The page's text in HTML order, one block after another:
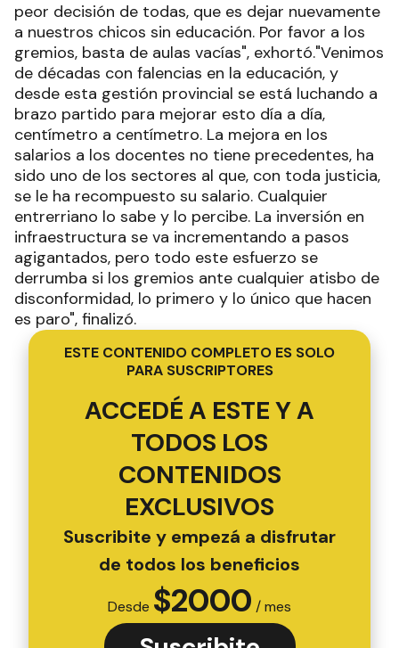
peor decisión de todas, que es dejar nuevamente
a nuestros chicos sin educación. Por favor a los
gremios, basta de aulas vacías", exhortó."Venimos
de décadas con falencias en la educación, y
desde esta gestión provincial se está luchando a
brazo partido para mejorar esto día a día,
centímetro a centímetro. La mejora en los
salarios a los docentes no tiene precedentes, ha
sido uno de los sectores al que, con toda justicia,
se le ha recompuesto su salario. Cualquier
entrerriano lo sabe y lo percibe. La inversión en
infraestructura se va incrementando a pasos
agigantados, pero todo este esfuerzo se
derrumba si los gremios ante cualquier atisbo de
disconformidad, lo primero y lo único que hacen
es paro", finalizó.
ESTE CONTENIDO COMPLETO ES SOLO
PARA SUSCRIPTORES
ACCEDÉ A ESTE Y A
TODOS LOS
CONTENIDOS
EXCLUSIVOS
Suscribite y empezá a disfrutar
de todos los beneficios
Desde $2000 / mes